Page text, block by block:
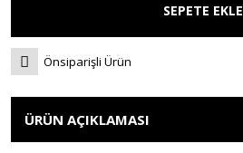
SEPETE EKLE
Önsiparişli Ürün
ÜRÜN AÇIKLAMASI